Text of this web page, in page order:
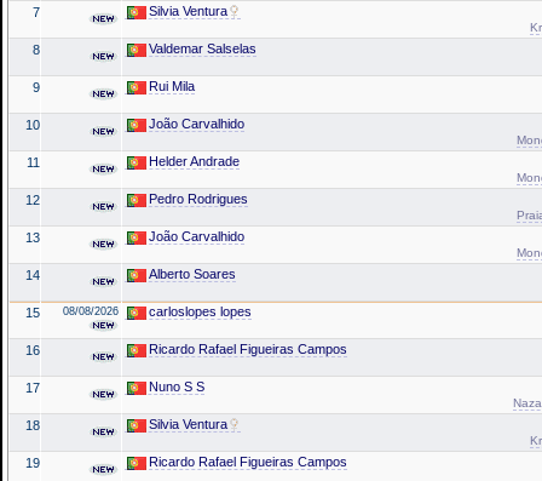
7 Silvia Ventura
8 Valdemar Salselas
9 Rui Mila
10 João Carvalhido
11 Helder Andrade
12 Pedro Rodrigues
13 João Carvalhido
14 Alberto Soares
15 08/08/2026 carloslopes lopes
16 Ricardo Rafael Figueiras Campos
17 Nuno S S
18 Silvia Ventura
19 Ricardo Rafael Figueiras Campos